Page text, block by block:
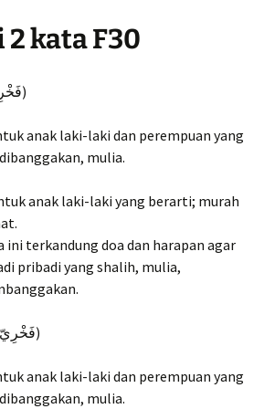
kata F30
Fahri Karim (فَخْرِيّ کریم)
anak laki-laki dan perempuan yang
mulia.
anak laki-laki yang berarti; murah
ini terkandung doa dan harapan agar
pribadi yang shalih, mulia,
Fahri Mihran (فَخْرِيّ مِهران)
anak laki-laki dan perempuan yang
mulia.